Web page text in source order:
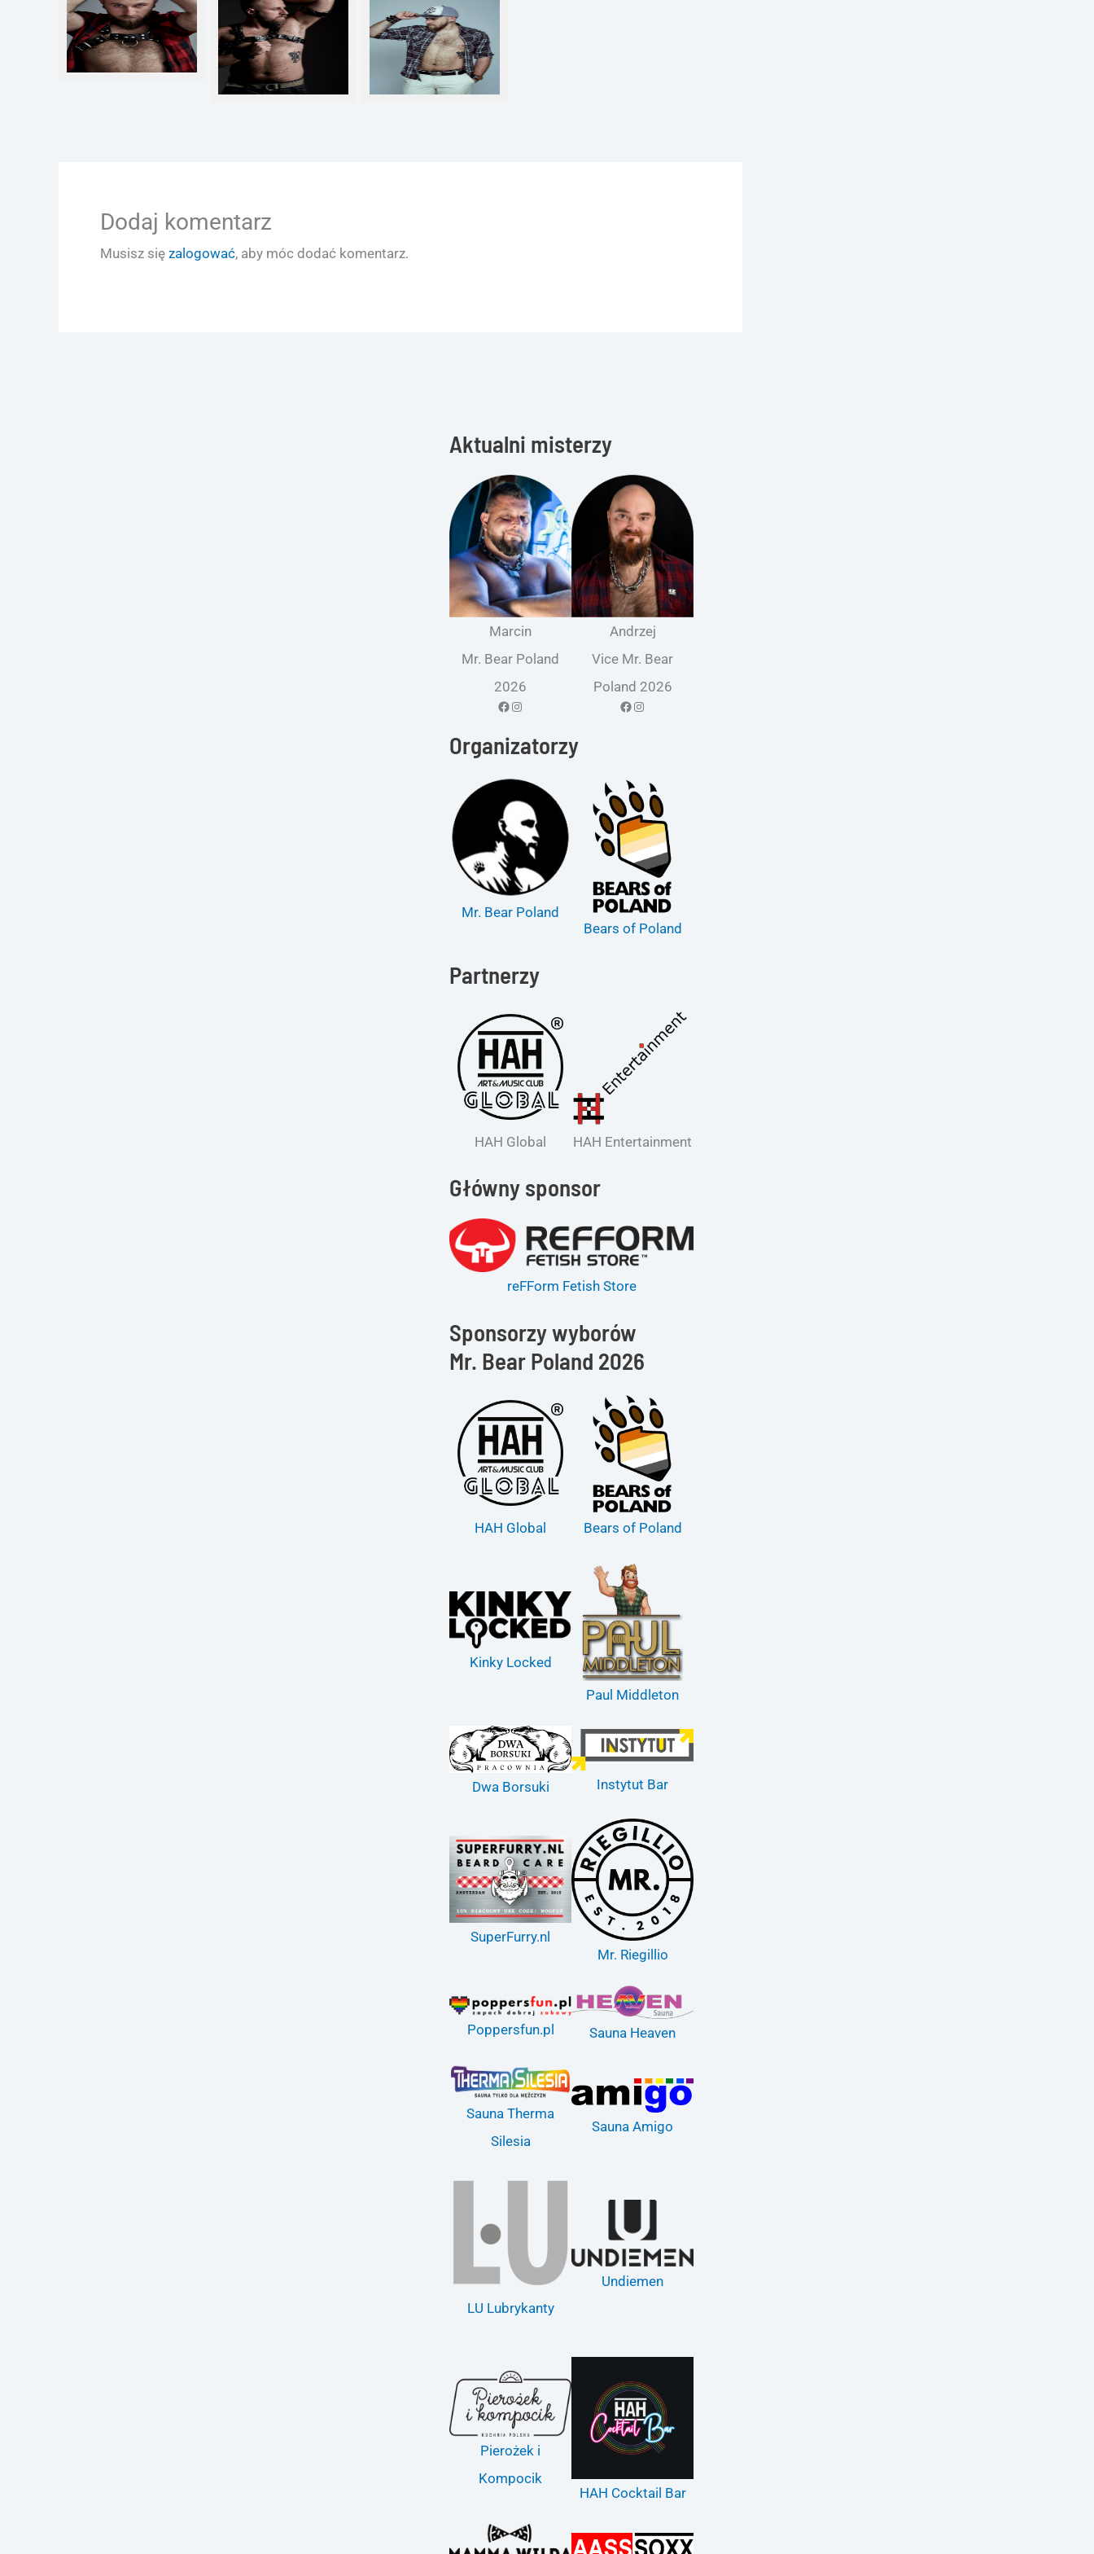
Twarz
Tors
Dodaj komentarz
Musisz się zalogować, aby móc dodać komentarz.
Aktualni misterzy
Marcin
Mr. Bear Poland
2026
Facebook Instagram
Andrzej
Vice Mr. Bear
Poland 2026
Facebook Instagram
Organizatorzy
Mr. Bear Poland
Bears of Poland
Partnerzy
HAH Global HAH Entertainment
Główny sponsor
reFForm Fetish Store
Sponsorzy wyborów
Mr. Bear Poland 2026
HAH Global Bears of Poland
Kinky Locked
Paul Middleton
Dwa Borsuki Instytut Bar
SuperFurry.nl
Mr. Riegillio
Poppersfun.pl Sauna Heaven
Sauna Therma
Silesia
Sauna Amigo
LU Lubrykanty
Undiemen
Pierożek i
Kompocik
HAH Cocktail Bar